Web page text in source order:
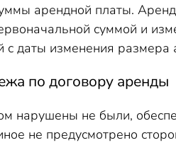
арендной платы.
суммой и
с даты изменения размера
по договору аренды
нарушены не были,
не предусмотрено